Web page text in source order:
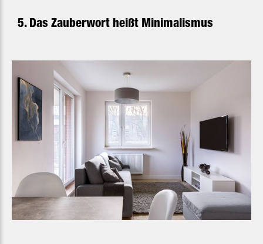
5. Das Zauberwort heißt Minimalismus